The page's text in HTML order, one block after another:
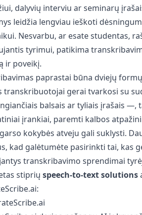
dalyvių interviu ar seminarų
leidžia lengviau ieškoti
Nesvarbu, ar esate studentas,
tyrimui, patikima
ir poveikį.
paprastai būna dviejų
transkribuotojai gerai tvarkosi su
balsais ar tyliais įrašais —,
įrankiai, paremti kalbos
kokybės atveju gali suklysti.
kad galėtumėte pasirinkti tai, kas
transkribavimo sprendimai
stiprių speech-to-text solutions